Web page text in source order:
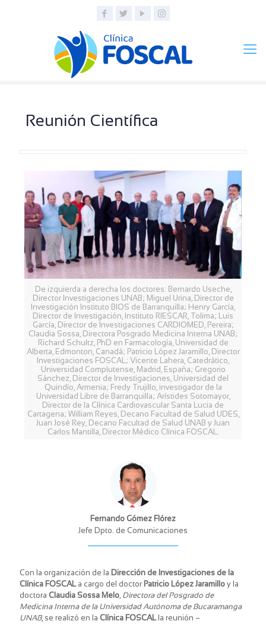
Reunión Científica
De izquierda a derecha los doctores: Bernardo Useche,
Director Investigaciones UNAB; Miguel Urina, Director de
Investigación Instituto BIOS de Barranquilla; Henry García,
Director de Investigación, Instituto RIESCAR, Tolima; Luis
García, Director de Investigaciones CARDIOMED, Pereira;
Claudia Sossa, Directora Posgrado Medicina Interna UNAB;
Richard Schultz, PhD en Farmacología, Universidad de
Alberta, Edmonton, Canadá; Patricio López Jaramillo, Director
Investigaciones FOSCAL; Vicente Lahera, Catedrático,
Universidad Complutense, Madrid, España; Gregorio
Sánchez, Director de Investigaciones, Universidad del
Quindío, Armenia; Fredy Trujillo, investigador de la
Universidad Libre de Barranquilla; Arístides Sotomayor,
Director de la Clínica Cardiovascular Santa Lucia de
Cartagena; William Reyes, Decano Facultad de Salud UDES,
Juan José Rey, Decano Facultad de Salud UNAB y Juan
Carlos Mantilla, Director Médico Clínica FOSCAL.
Fernando Gómez Flórez
Jefe Dpto. de Comunicaciones
Con la organización de la Dirección de Investigaciones de la
Clínica FOSCALa cargo del doctor Patricio López Jaramillo y la
doctora Claudia Sossa Melo, Directora del Posgrado de
Medicina Interna de la Universidad Autónoma de Bucaramanga
UNAB, se realizó en la Clínica FOSCALla reunión –